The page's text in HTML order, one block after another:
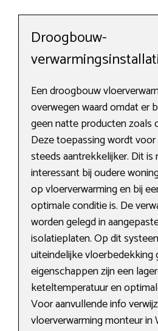
Droogbouw-
Een droogbouw
overwegen waard omdat er
geen natte producten zoals
Deze toepassing wordt
steeds aantrekkelijker. Dit is
interessant bij oudere
op vloerverwarming en bij
optimale conditie is. De
worden gelegd in
isolatieplaten. Op dit
uiteindelijke vloerbedekking
eigenschappen zijn een
keteltemperatuur en
Voor aanvullende info
vloerverwarming monteur in